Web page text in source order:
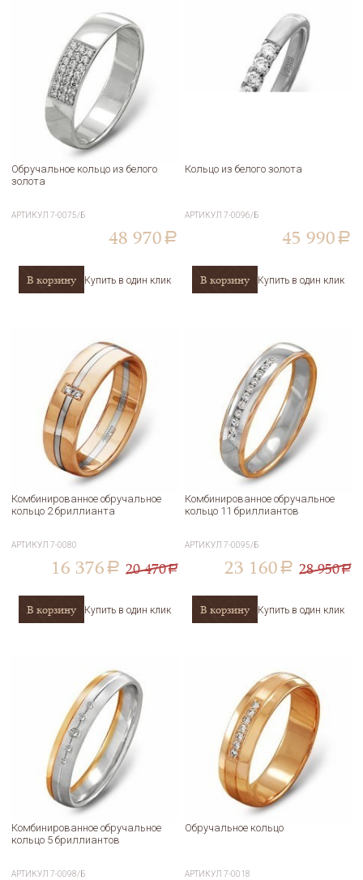
Обручальное кольцо из белого
золота
АРТИКУЛ 7-0075/Б
48 970 a
В корзину Купить в один клик
Кольцо из белого золота
АРТИКУЛ 7-0096/Б
45 990 a
В корзину Купить в один клик
Комбинированное обручальное
кольцо 2 бриллианта
АРТИКУЛ7-0080
16 376 a 20 470a
В корзину Купить в один клик
Комбинированное обручальное
кольцо 11 бриллиантов
АРТИКУЛ7-0095/Б
23 160 a 28 950a
В корзину Купить в один клик
Комбинированное обручальное
кольцо 5 бриллиантов
АРТИКУЛ7-0098/Б
Обручальное кольцо
АРТИКУЛ7-0018